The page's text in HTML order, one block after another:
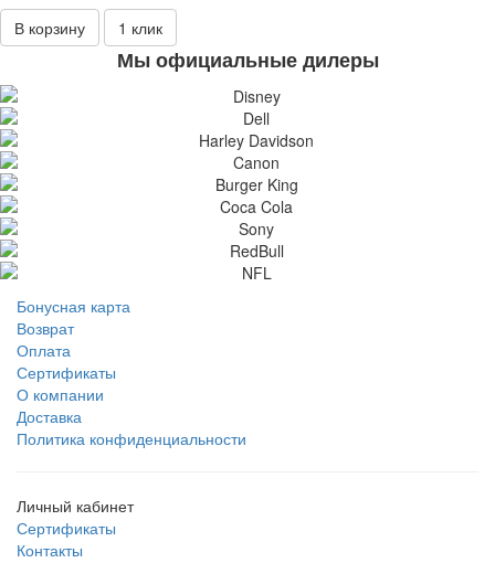
В корзину
1 клик
Мы официальные дилеры
Бонусная карта
Возврат
Оплата
Сертификаты
О компании
Доставка
Политика конфиденциальности
Личный кабинет
Сертификаты
Контакты